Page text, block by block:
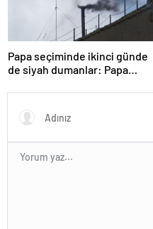
Papa seçiminde ikinci günde
de siyah dumanlar: Papa